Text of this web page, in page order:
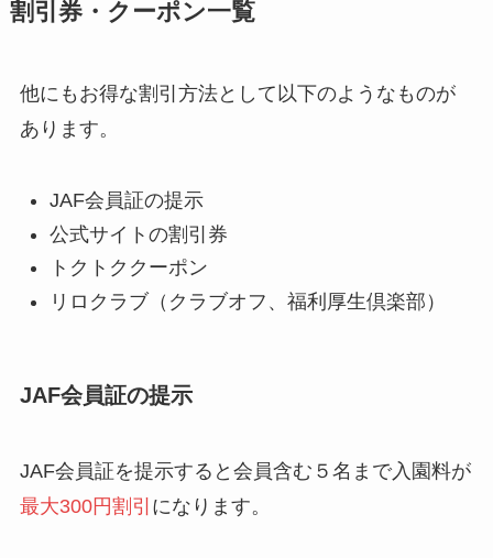
割引券・クーポン一覧
他にもお得な割引方法として以下のようなものが
あります。
JAF会員証の提示
公式サイトの割引券
トクトククーポン
リロクラブ（クラブオフ、福利厚生倶楽部）
JAF会員証の提示
JAF会員証を提示すると会員含む５名まで入園料が
最大300円割引 になります。